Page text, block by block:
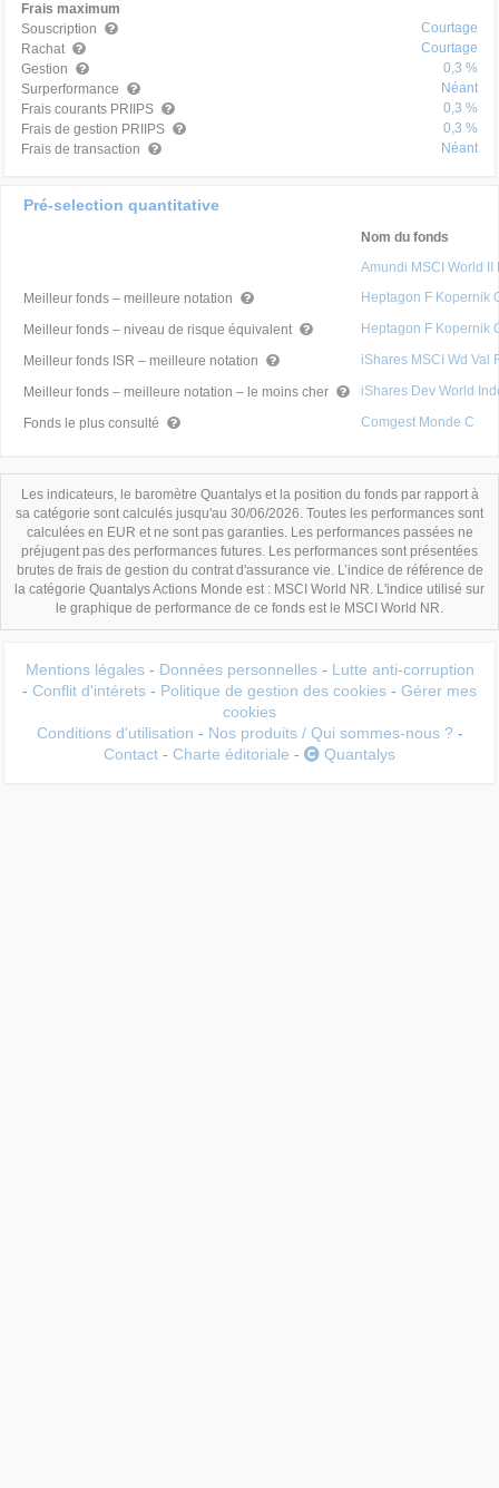
Frais maximum
Souscription
Courtage
Rachat
Courtage
Gestion
0,3 %
Surperformance
Néant
Frais courants PRIIPS
0,3 %
Frais de gestion PRIIPS
0,3 %
Frais de transaction
Néant
Pré-selection quantitative
Nom du fonds
Amundi MSCI World II
Meilleur fonds – meilleure notation
Heptagon F Kopernik
Meilleur fonds – niveau de risque équivalent Heptagon F Kopernik
Meilleur fonds ISR – meilleure notation iShares MSCI Wd Val
Meilleur fonds – meilleure notation – le moins cher iShares Dev World
Fonds le plus consulté Comgest Monde C
Les indicateurs, le baromètre Quantalys et la position du fonds par rapport à
sa catégorie sont calculés jusqu'au 30/06/2026. Toutes les performances sont
calculées en EUR et ne sont pas garanties. Les performances passées ne
préjugent pas des performances futures. Les performances sont présentées
brutes de frais de gestion du contrat d'assurance vie. L’indice de référence de
la catégorie Quantalys Actions Monde est : MSCI World NR. L'indice utilisé sur
le graphique de performance de ce fonds est le MSCI World NR.
Mentions légales - Données personnelles - Lutte anti-corruption
- Conflit d'intérets - Politique de gestion des cookies - Gérer mes
cookies
Conditions d'utilisation - Nos produits / Qui sommes-nous ? -
Contact - Charte éditoriale - Quantalys